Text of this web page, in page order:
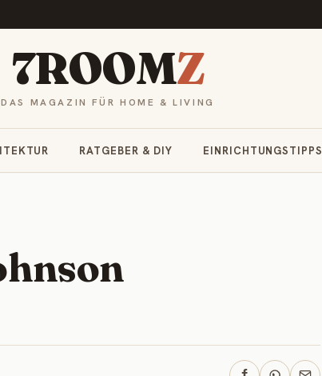
7ROOMZ
DAS MAGAZIN FÜR HOME & LIVING
RATGEBER & DIY EINRICHTUNGSTIPPS